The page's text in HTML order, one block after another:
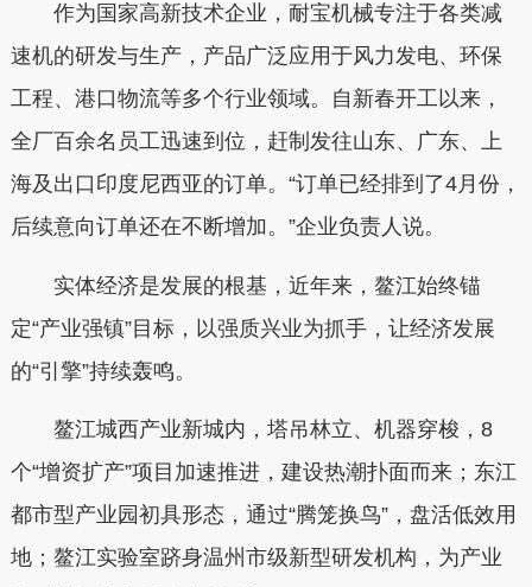
作为国家高新技术企业，耐宝机械专注于各类减
速机的研发与生产，产品广泛应用于风力发电、环保
工程、港口物流等多个行业领域。自新春开工以来，
全厂百余名员工迅速到位，赶制发往山东、广东、上
海及出口印度尼西亚的订单。“订单已经排到了4月份，
后续意向订单还在不断增加。”企业负责人说。
实体经济是发展的根基，近年来，鳌江始终锚
定“产业强镇”目标，以强质兴业为抓手，让经济发展
的“引擎”持续轰鸣。
鳌江城西产业新城内，塔吊林立、机器穿梭，8
个“增资扩产”项目加速推进，建设热潮扑面而来；东江
都市型产业园初具形态，通过“腾笼换鸟”，盘活低效用
地；鳌江实验室跻身温州市级新型研发机构，为产业